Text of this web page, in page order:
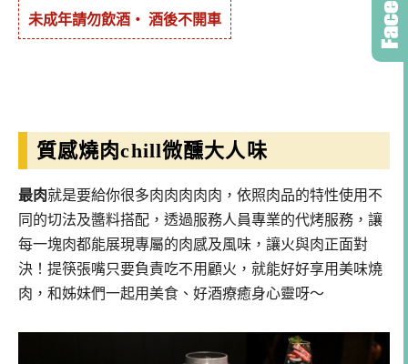
未成年請勿飲酒・ 酒後不開車
質感燒肉chill微醺大人味
最肉就是要給你很多肉肉肉肉肉，依照肉品的特性使用不
同的切法及醬料搭配，透過服務人員專業的代烤服務，讓
每一塊肉都能展現專屬的肉感及風味，讓火與肉正面對
決！提筷張嘴只要負責吃不用顧火，就能好好享用美味燒
肉，和姊妹們一起用美食、好酒療癒身心靈呀～